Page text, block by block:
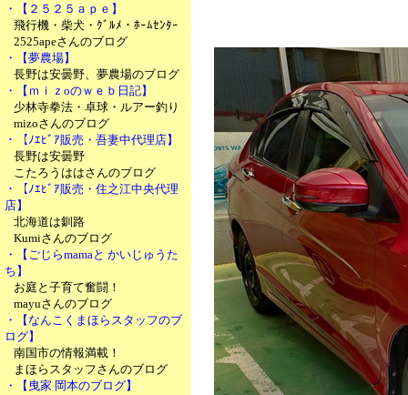
・【２５２５ａｐｅ】
飛行機・柴犬・ｸﾞﾙﾒ・ﾎｰﾑｾﾝﾀｰ
2525apeさんのブログ
・【夢農場】
長野は安曇野、夢農場のブログ
・【ｍｉｚoのｗｅｂ日記】
少林寺拳法・卓球・ルアー釣り
mizoさんのブログ
・【ﾉｴﾋﾞｱ販売・吾妻中代理店】
長野は安曇野
こたろうははさんのブログ
・【ﾉｴﾋﾞｱ販売・住之江中央代理
店】
北海道は釧路
Kumiさんのブログ
・【ごじらmamaと かいじゅうた
ち】
お庭と子育て奮闘！
mayuさんのブログ
・【なんこくまほらスタッフのブ
ログ】
南国市の情報満載！
まほらスタッフさんのブログ
・【曳家 岡本のブログ】